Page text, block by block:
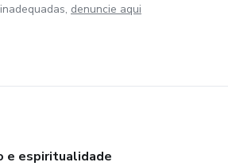
denuncie aqui
e espiritualidade